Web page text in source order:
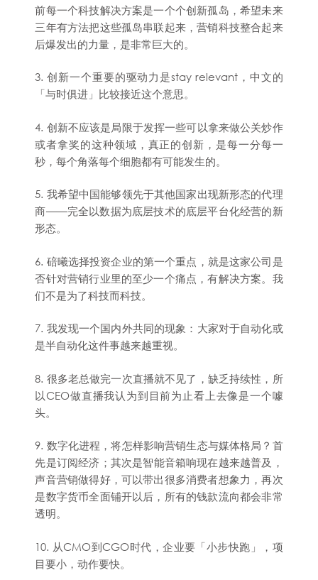
前每一个科技解决方案是一个个创新孤岛，希望未来
三年有方法把这些孤岛串联起来，营销科技整合起来
后爆发出的力量，是非常巨大的。
3. 创新一个重要的驱动力是stay relevant，中文的
「与时俱进」比较接近这个意思。
4. 创新不应该是局限于发挥一些可以拿来做公关炒作
或者拿奖的这种领域，真正的创新，是每一分每一
秒，每个角落每个细胞都有可能发生的。
5. 我希望中国能够领先于其他国家出现新形态的代理
商——完全以数据为底层技术的底层平台化经营的新
形态。
6. 碚曦选择投资企业的第一个重点，就是这家公司是
否针对营销行业里的至少一个痛点，有解决方案。我
们不是为了科技而科技。
7. 我发现一个国内外共同的现象：大家对于自动化或
是半自动化这件事越来越重视。
8. 很多老总做完一次直播就不见了，缺乏持续性，所
以CEO做直播我认为到目前为止看上去像是一个噱
头。
9. 数字化进程，将怎样影响营销生态与媒体格局？首
先是订阅经济；其次是智能音箱响现在越来越普及，
声音营销做得好，可以带出很多消费者想象力，再次
是数字货币全面铺开以后，所有的钱款流向都会非常
透明。
10. 从CMO到CGO时代，企业要「小步快跑」，项
目要小，动作要快。